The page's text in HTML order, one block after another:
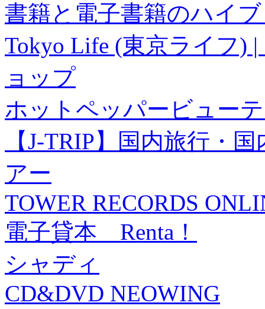
書籍と電子書籍のハイ
Tokyo Life (東京ライフ)
ョップ
ホットペッパービュー
【J-TRIP】国内旅行・
アー
TOWER RECORDS
電子貸本 Renta！
シャディ
CD&DVD NEOWING